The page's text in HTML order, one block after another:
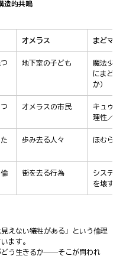
造的共鳴
オメラス まどマギ
地下室の子ども
魔法少女
にまどか
か）
オメラスの市民
キュゥべ
理性／一
歩み去る人々 ほむら、
倫
街を去る行為
システム
を壊す決
見えない犠牲がある」という倫理
ます。
どう生きるか――そこが問われ